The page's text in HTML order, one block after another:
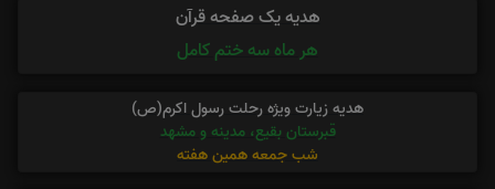
هدیه یک صفحه قرآن
هر ماه سه ختم کامل
هدیه زیارت ویژه رحلت رسول اکرم(ص)
قبرستان بقیع، مدینه و مشهد
شب جمعه همین هفته